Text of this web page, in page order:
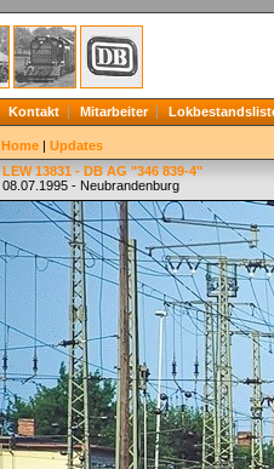
Kontakt Mitarbeiter
Home | Updates
LEW 13831 - DB AG "346 839-4"
08.07.1995 - Neubrandenburg